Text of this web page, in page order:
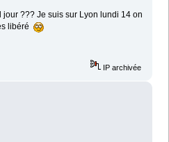
jour ??? Je suis sur Lyon lundi 14 on
libéré
IP archivée